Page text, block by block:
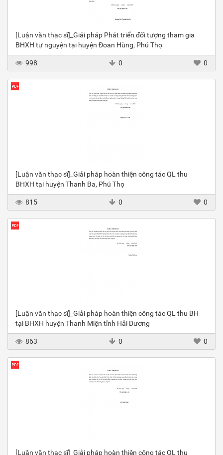
[Luận văn thạc sĩ]_Giải pháp Phát triển đối tượng tham gia
BHXH tự nguyện tại huyện Đoan Hùng, Phú Thọ
998 0 0
[Luận văn thạc sĩ]_Giải pháp hoàn thiện công tác QL thu
BHXH tại huyện Thanh Ba, Phú Thọ
815 0 0
[Luận văn thạc sĩ]_Giải pháp hoàn thiện công tác QL thu BH
tại BHXH huyện Thanh Miện tỉnh Hải Dương
863 0 0
[Luận văn thạc sĩ]_Giải pháp hoàn thiện công tác QL thu